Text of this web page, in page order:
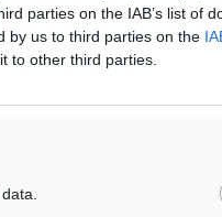
parties on the IAB’s list of
by us to third parties on the
to other third parties.
ΑΘΛΗΤΙΚΆ
Φοίβος: Η μεγάλη
07.08.26 · 16:53